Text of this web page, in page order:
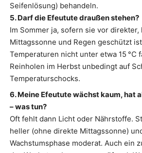
Seifenlösung) behandeln.
5. Darf die Efeutute draußen stehen?
Im Sommer ja, sofern sie vor direkter,
Mittagssonne und Regen geschützt
Temperaturen nicht unter etwa 15 °C
Reinholen im Herbst unbedingt auf
Temperaturschocks.
6. Meine Efeutute wächst kaum, hat
– was tun?
Oft fehlt dann Licht oder Nährstoffe.
heller (ohne direkte Mittagssonne)
Wachstumsphase moderat. Auch ein